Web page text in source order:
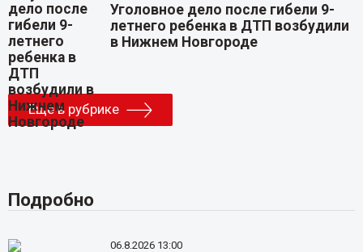
Уголовное дело после гибели 9-
летнего ребенка в ДТП возбудили
в Нижнем Новгороде
Еще в рубрике
Подробно
06.8.2026 13:00